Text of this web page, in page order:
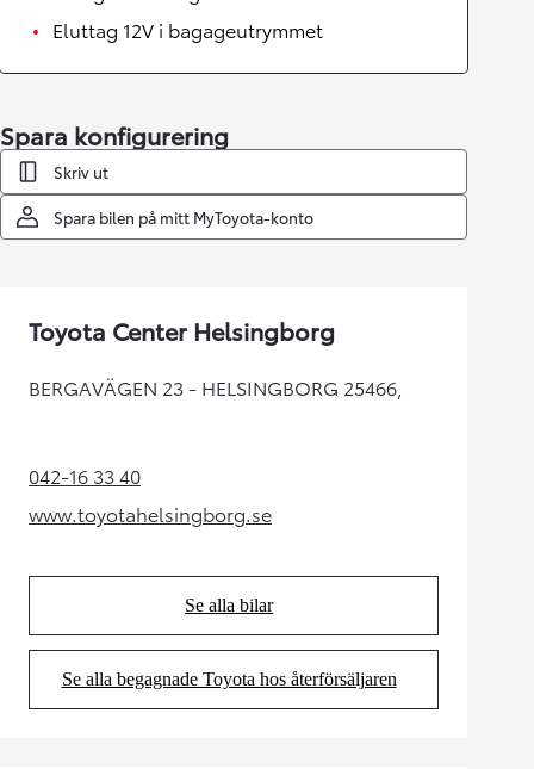
Eluttag 12V i bagageutrymmet
Spara konfigurering
Skriv ut
Spara bilen på mitt MyToyota-konto
Toyota Center Helsingborg
BERGAVÄGEN 23 - HELSINGBORG 25466,
042-16 33 40(Opens in new tab)
www.toyotahelsingborg.se
(Opens in new tab)
Se alla bilar
(Opens in new tab)
Se alla begagnade Toyota hos återförsäljaren
(Opens in new tab)